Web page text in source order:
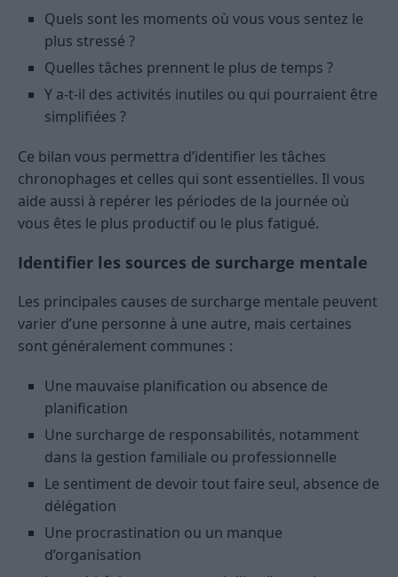
Quels sont les moments où vous vous sentez le
plus stressé ?
Quelles tâches prennent le plus de temps ?
Y a-t-il des activités inutiles ou qui pourraient être
simplifiées ?
Ce bilan vous permettra d’identifier les tâches
chronophages et celles qui sont essentielles. Il vous
aide aussi à repérer les périodes de la journée où
vous êtes le plus productif ou le plus fatigué.
Identifier les sources de surcharge mentale
Les principales causes de surcharge mentale peuvent
varier d’une personne à une autre, mais certaines
sont généralement communes :
Une mauvaise planification ou absence de
planification
Une surcharge de responsabilités, notamment
dans la gestion familiale ou professionnelle
Le sentiment de devoir tout faire seul, absence de
délégation
Une procrastination ou un manque
d’organisation